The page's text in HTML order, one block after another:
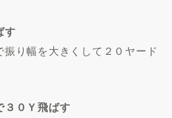
す
り幅を大きくして２０ヤード
３０Ｙ飛ばす